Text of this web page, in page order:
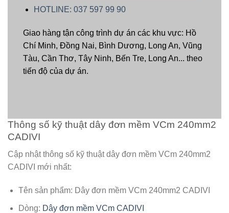
HOTLINE: 037 597 99 90
Giao hàng tận công trình dự án các khu vực: Hồ
Chí Minh, Đồng Nai, Bình Dương, Long An, Vũng
Tàu, Cần Thơ, Tây Ninh, Bến Tre, Long An... theo
tiến độ của dự án.
Thông số kỹ thuật dây đơn mềm VCm 240mm2
CADIVI
Cập nhật thông số kỹ thuật dây đơn mềm VCm 240mm2
CADIVI mới nhất:
Tên sản phẩm: Dây đơn mềm VCm 240mm2 CADIVI
Dòng: Dây đơn mềm VCm CADIVI